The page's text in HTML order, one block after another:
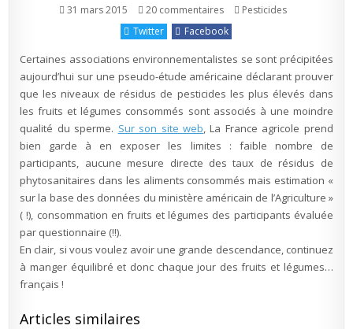
31 mars 2015 20 commentairessur
:
une
qui
ne
prouve
rien
Publié
Pesticides
Twitter
Facebook
Certaines associations environnementalistes se sont précipitées
aujourd’hui sur une pseudo-étude américaine déclarant prouver
que les niveaux de résidus de pesticides les plus élevés dans
les fruits et légumes consommés sont associés à une moindre
qualité du sperme. Sur son site web, La France agricole prend
bien garde à en exposer les limites : faible nombre de
participants, aucune mesure directe des taux de résidus de
phytosanitaires dans les aliments consommés mais estimation «
sur la base des données du ministère américain de l’Agriculture »
( !), consommation en fruits et légumes des participants évaluée
par questionnaire (!!).
En clair, si vous voulez avoir une grande descendance, continuez
à manger équilibré et donc chaque jour des fruits et légumes…
français !
Articles similaires